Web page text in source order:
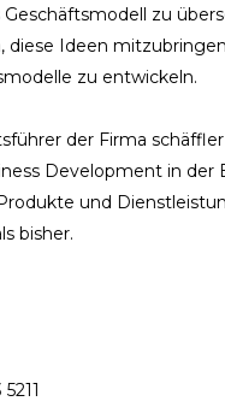
zu
Ideen
zu entwickeln.
der Firma
Development in
und
bisher.